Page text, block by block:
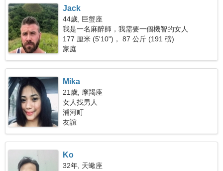
Jack
44歲, 巨蟹座
我是一名麻醉師，我需要一個機智的女人
177 厘米 (5'10")， 87 公斤 (191 磅)
家庭
Mika
21歲, 摩羯座
女人找男人
浦河町
友誼
Ko
32年, 天蠍座